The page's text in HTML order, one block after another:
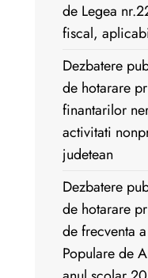
de Legea
fiscal,
Dezbatere
de hotarare
finantarilor
activitati
judetean
Dezbatere
de hotarare
de frecventa
Populare de